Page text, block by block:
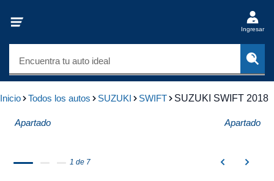
Ingresar
Encuentra tu auto ideal
Inicio Todos los autos SUZUKI SWIFT SUZUKI SWIFT 2018
Apartado Apartado
1 de 7